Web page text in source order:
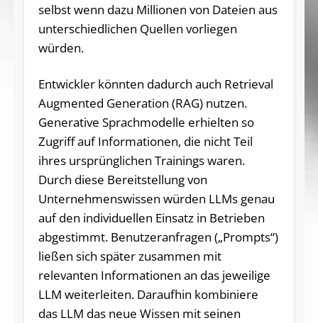
selbst wenn dazu Millionen von Dateien aus
unterschiedlichen Quellen vorliegen
würden.
Entwickler könnten dadurch auch Retrieval
Augmented Generation (RAG) nutzen.
Generative Sprachmodelle erhielten so
Zugriff auf Informationen, die nicht Teil
ihres ursprünglichen Trainings waren.
Durch diese Bereitstellung von
Unternehmenswissen würden LLMs genau
auf den individuellen Einsatz in Betrieben
abgestimmt. Benutzeranfragen („Prompts“)
ließen sich später zusammen mit
relevanten Informationen an das jeweilige
LLM weiterleiten. Daraufhin kombiniere
das LLM das neue Wissen mit seinen